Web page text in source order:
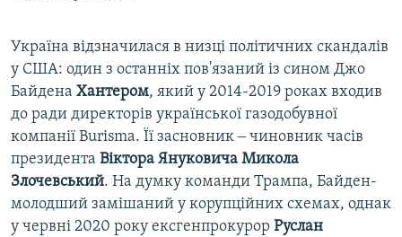
Україна відзначилася в низці політичних скандалів
у США: один з останніх пов'язаний із сином Джо
Байдена Хантером, який у 2014-2019 роках входив
до ради директорів української газодобувної
компанії Burisma. Її засновник ‒ чиновник часів
президента Віктора Януковича Микола
Злочевський. На думку команди Трампа, Байден-
молодший замішаний у корупційних схемах, однак
у червні 2020 року ексгенпрокурор Руслан